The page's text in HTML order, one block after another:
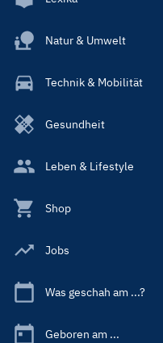
Natur & Umwelt
Technik & Mobilität
Gesundheit
Leben & Lifestyle
Shop
Jobs
Was geschah am ...?
Geboren am ...